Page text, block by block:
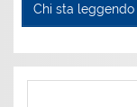
Chi sta leggendo
Cerca